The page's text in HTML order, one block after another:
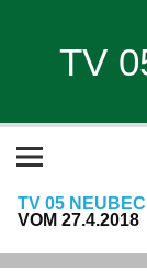
TV
TV 05
VOM 27.4.2018